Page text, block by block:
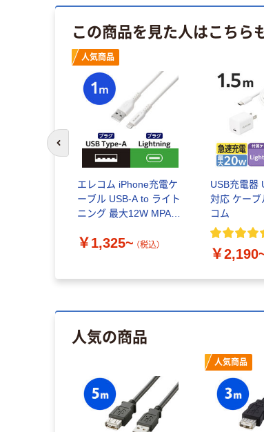
この商品を見た人はこちら
人気商品
エレコム iPhone充電ケ
ーブル USB-A to ライト
ニング 最大12W MPA-
￥1,325~ （税込）
USB充電器
対応 ケーブ
コム
￥
前のスライドへ
人気の商品
人気商品